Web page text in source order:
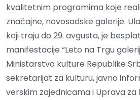
kvalitetnim programima koje
značajne, novosadske galerije.
koji traju do 29. avgusta, je
manifestacije “Leto na Trgu
Ministarstvo kulture Republike
sekretarijat za kulturu, javno
verskim zajednicama i Uprava